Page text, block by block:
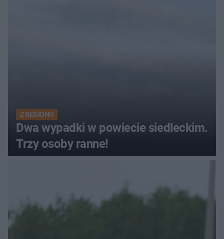
Z REGIONU
Dwa wypadki w powiecie siedleckim.
Trzy osoby ranne!